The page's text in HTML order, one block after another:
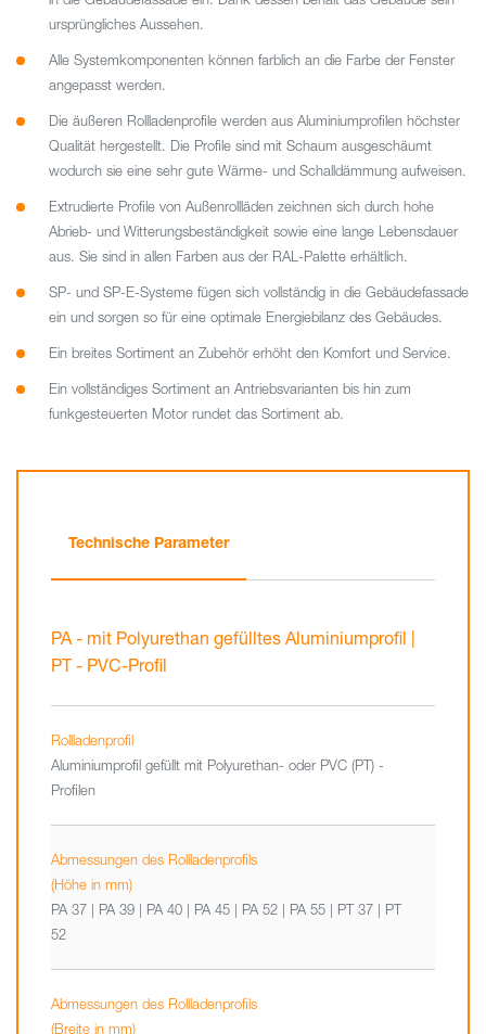
ursprüngliches Aussehen.
Alle Systemkomponenten können farblich an die Farbe der Fenster
angepasst werden.
Die äußeren Rollladenprofile werden aus Aluminiumprofilen höchster
Qualität hergestellt. Die Profile sind mit Schaum ausgeschäumt
wodurch sie eine sehr gute Wärme- und Schalldämmung aufweisen.
Extrudierte Profile von Außenrollläden zeichnen sich durch hohe
Abrieb- und Witterungsbeständigkeit sowie eine lange Lebensdauer
aus. Sie sind in allen Farben aus der RAL-Palette erhältlich.
SP- und SP-E-Systeme fügen sich vollständig in die Gebäudefassade
ein und sorgen so für eine optimale Energiebilanz des Gebäudes.
Ein breites Sortiment an Zubehör erhöht den Komfort und Service.
Ein vollständiges Sortiment an Antriebsvarianten bis hin zum
funkgesteuerten Motor rundet das Sortiment ab.
Technische Parameter
PA - mit Polyurethan gefülltes Aluminiumprofil |
PT - PVC-Profil
Rollladenprofil
Aluminiumprofil gefüllt mit Polyurethan- oder PVC (PT) -
Profilen
Abmessungen des Rollladenprofils
(Höhe in mm)
PA 37 | PA 39 | PA 40 | PA 45 | PA 52 | PA 55 | PT 37 | PT
52
Abmessungen des Rollladenprofils
(Breite in mm)